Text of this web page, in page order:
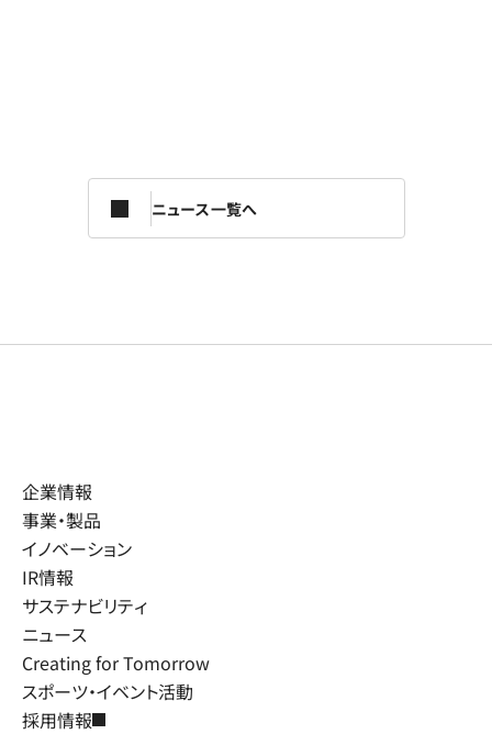
ニュース一覧へ
企業情報
事業・製品
イノベーション
IR情報
サステナビリティ
ニュース
Creating for Tomorrow
スポーツ・イベント活動
採用情報